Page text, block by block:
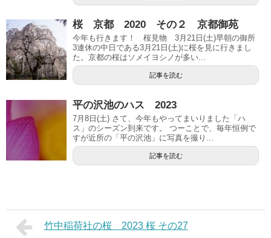
桜 京都 2020 その２ 京都御苑
今年も行きます！ 桜見物 3月21日(土)早朝の御所
3連休の中日である3月21日(土)に桜を見に行きまし
た。京都の桜はソメイヨシノが多い...
記事を読む
平の沢池のハス 2023
7月8日(土) さて、今年もやってまいりました「ハ
ス」のシーズン到来です。 つーことで、毎年恒例で
すが近所の「平の沢池」に写真を撮り...
記事を読む
竹中稲荷社の桜 2023 桜 その27